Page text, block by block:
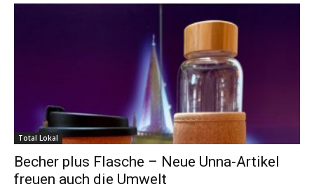
Total Lokal
Becher plus Flasche – Neue Unna-Artikel
freuen auch die Umwelt